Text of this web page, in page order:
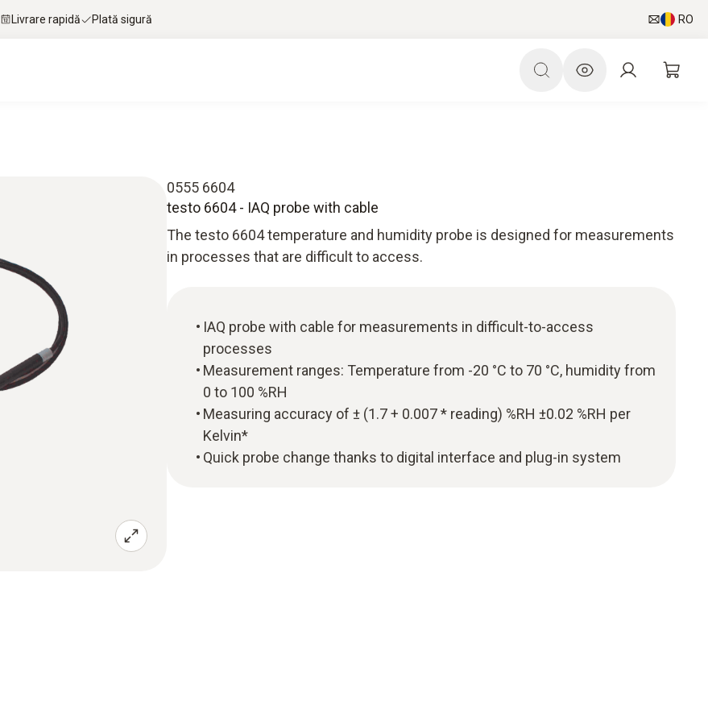
Livrare rapidă Plată sigură RO
0555 6604
testo 6604 - IAQ probe with cable
The testo 6604 temperature and humidity probe is designed for measurements
in processes that are difficult to access.
IAQ probe with cable for measurements in difficult-to-access
processes
Measurement ranges: Temperature from -20 °C to 70 °C, humidity from
0 to 100 %RH
Measuring accuracy of ± (1.7 + 0.007 * reading) %RH ±0.02 %RH per
Kelvin*
Quick probe change thanks to digital interface and plug-in system